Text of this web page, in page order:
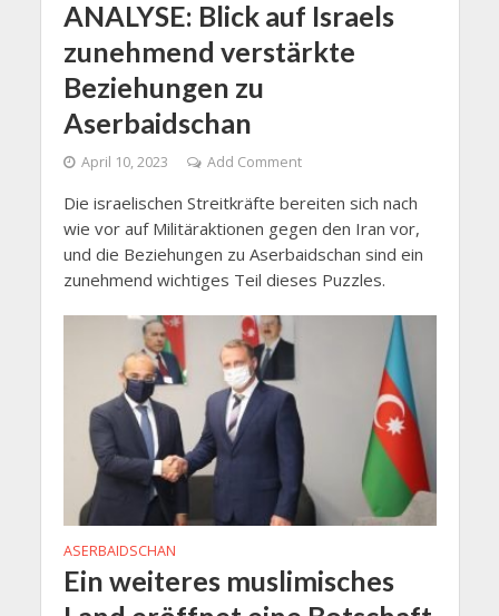
ANALYSE: Blick auf Israels
zunehmend verstärkte
Beziehungen zu
Aserbaidschan
April 10, 2023 Add Comment
Die israelischen Streitkräfte bereiten sich nach
wie vor auf Militäraktionen gegen den Iran vor,
und die Beziehungen zu Aserbaidschan sind ein
zunehmend wichtiges Teil dieses Puzzles.
ASERBAIDSCHAN
Ein weiteres muslimisches